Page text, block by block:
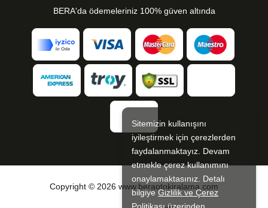
BERA'da ödemeleriniz 100% güven altında
Sitemizin kullanışını
iyileştirmek için çerezlerden
faydalanmaktayız. Devam
etmekle çerez kullanımını
onaylamaktasınız. Detalı
bilgiyeGizlilik ve Çerez
Copyright © 2026 www.beraotokiralama.com